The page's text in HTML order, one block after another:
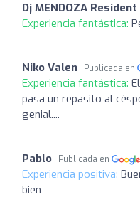
Dj MENDOZA Resident
Experiencia fantástica:
Niko Valen Publicada en
Experiencia fantástica:
pasa un repasito al
genial....
Pablo Publicada en
Experiencia positiva:
bien